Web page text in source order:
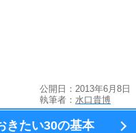
公開日：2013年6月8日
執筆者： 水口貴博
きたい30の基本